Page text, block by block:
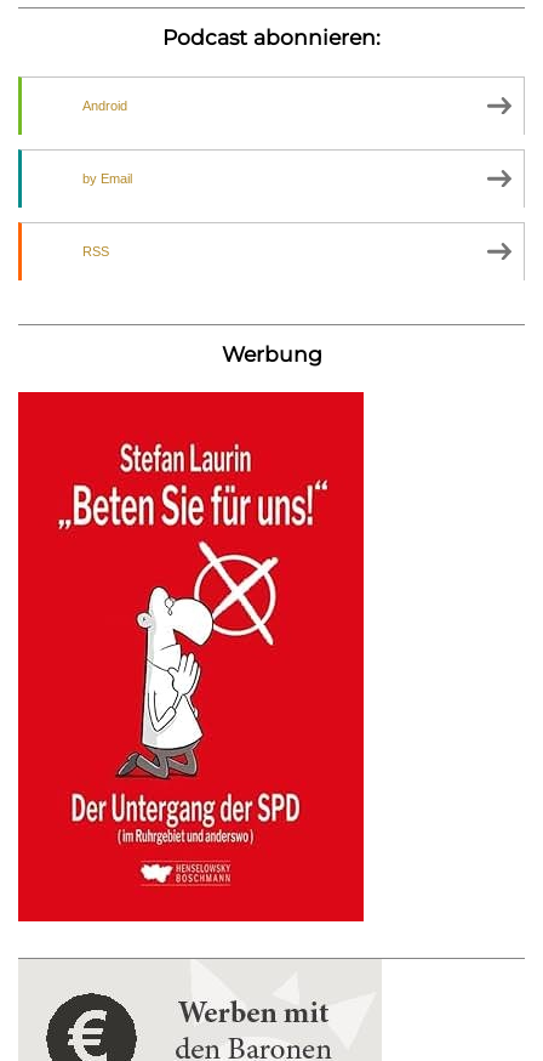
Podcast abonnieren:
Android
by Email
RSS
Werbung